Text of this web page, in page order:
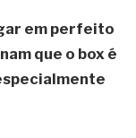
em perfeito
que o box é